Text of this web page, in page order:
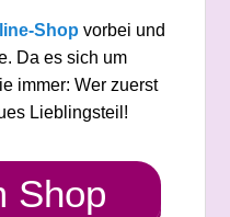
Shop vorbei und
Da es sich um
immer: Wer zuerst
Lieblingsteil!
Shop